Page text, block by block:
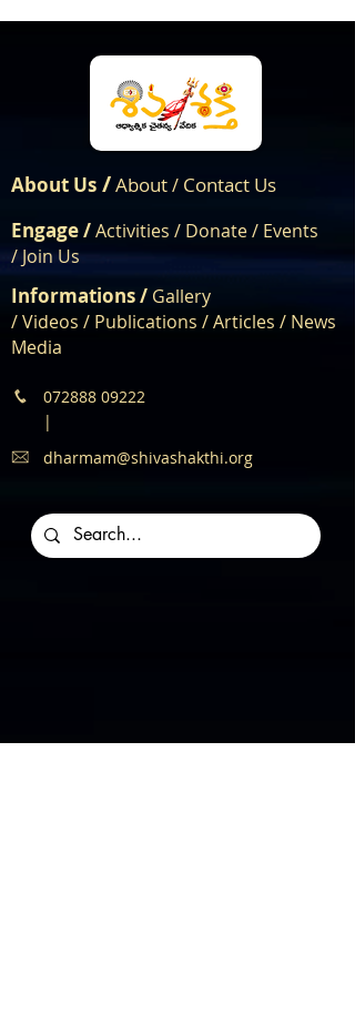
About Us /About/ Contact Us
Engage /Activities / Donate / Events
/ Join Us
Informations / Gallery
/Videos / Publications /Articles / News
Media
072888 09222
|
dharmam@shivashakthi.org